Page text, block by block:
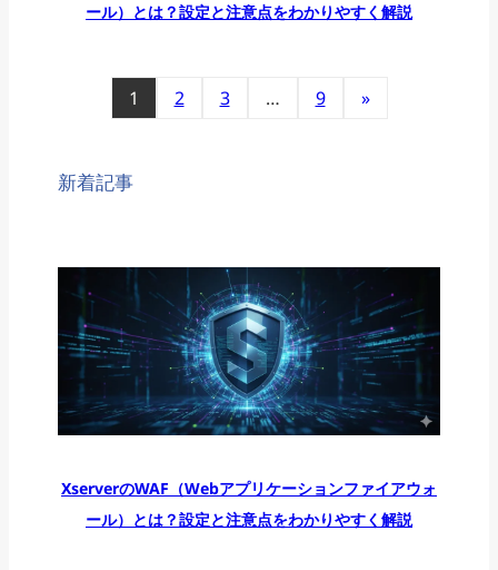
ール）とは？設定と注意点をわかりやすく解説
1 2 3 … 9 »
新着記事
XserverのWAF（Webアプリケーションファイアウォ
ール）とは？設定と注意点をわかりやすく解説